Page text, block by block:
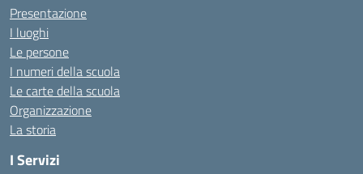
Presentazione
I luoghi
Le persone
I numeri della scuola
Le carte della scuola
Organizzazione
La storia
I Servizi